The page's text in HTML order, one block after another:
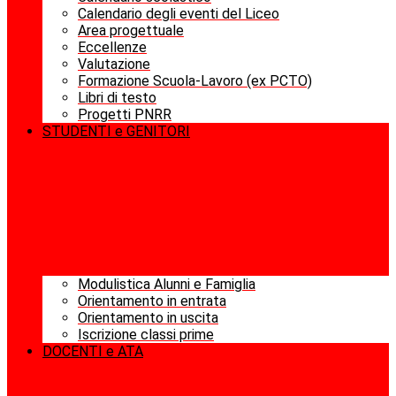
Calendario degli eventi del Liceo
Area progettuale
Eccellenze
Valutazione
Formazione Scuola-Lavoro (ex PCTO)
Libri di testo
Progetti PNRR
STUDENTI e GENITORI
Modulistica Alunni e Famiglia
Orientamento in entrata
Orientamento in uscita
Iscrizione classi prime
DOCENTI e ATA